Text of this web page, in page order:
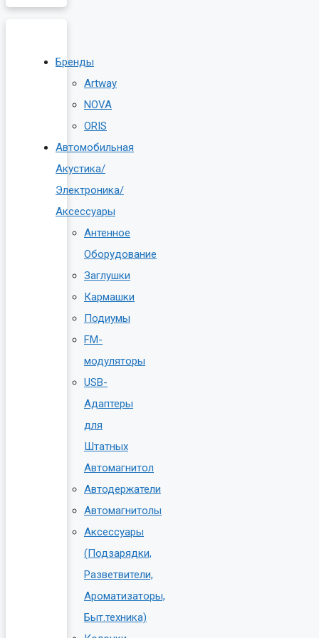
Бренды
Artway
NOVA
ORIS
Автомобильная
Акустика/
Электроника/
Аксессуары
Антенное
Оборудование
Заглушки
Кармашки
Подиумы
FM-
модуляторы
USB-
Адаптеры
для
Штатных
Автомагнитол
Автодержатели
Автомагнитолы
Аксессуары
(Подзарядки,
Разветвители,
Ароматизаторы,
Быт.техника)